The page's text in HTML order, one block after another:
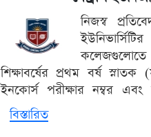
নিজস্ব
শিক্ষাবর্ষের প্রথম বর্ষ স্নাতক
ইনকোর্স পরীক্ষার নম্বর এবং
বিস্তারিত